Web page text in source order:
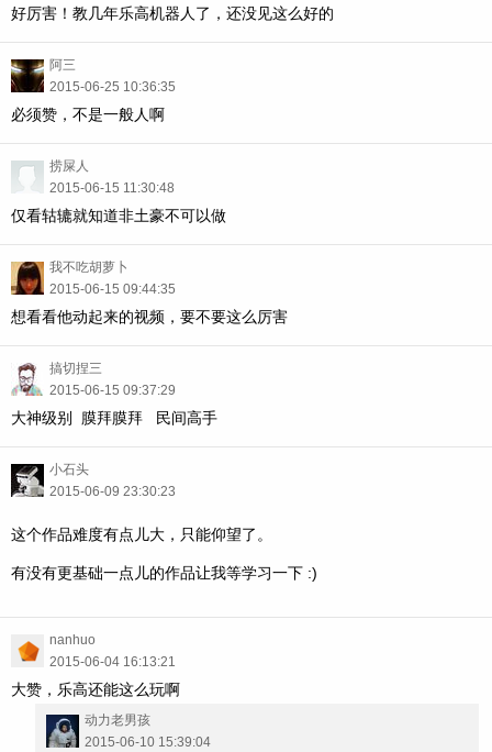
好厉害！教几年乐高机器人了，还没见这么好的
阿三
2015-06-25 10:36:35
必须赞，不是一般人啊
捞屎人
2015-06-15 11:30:48
仅看轱辘就知道非土豪不可以做
我不吃胡萝卜
2015-06-15 09:44:35
想看看他动起来的视频，要不要这么厉害
搞切捏三
2015-06-15 09:37:29
大神级别 膜拜膜拜 民间高手
小石头
2015-06-09 23:30:23
这个作品难度有点儿大，只能仰望了。
有没有更基础一点儿的作品让我等学习一下 :)
nanhuo
2015-06-04 16:13:21
大赞，乐高还能这么玩啊
动力老男孩
2015-06-10 15:39:04